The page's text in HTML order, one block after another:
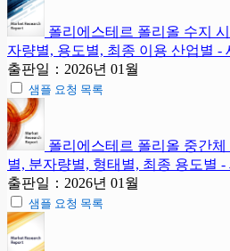
폴리에스테르 폴리올 수지
자량별, 용도별, 최종 이용 산업별 -
출판일：2026년 01월
샘플 요청 목록
폴리에스테르 폴리올 중간
별, 분자량별, 형태별, 최종 용도별 -
출판일：2026년 01월
샘플 요청 목록